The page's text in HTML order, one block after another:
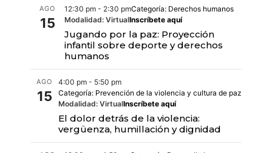
AGO
15
12:30 pm - 2:30 pmCategoría: Derechos humanos
Modalidad: VirtualInscríbete aquí
Jugando por la paz: Proyección
infantil sobre deporte y derechos
humanos
AGO
15
4:00 pm - 5:50 pm
Categoría: Prevención de la violencia y cultura de paz
Modalidad: VirtualInscríbete aquí
El dolor detrás de la violencia:
vergüenza, humillación y dignidad